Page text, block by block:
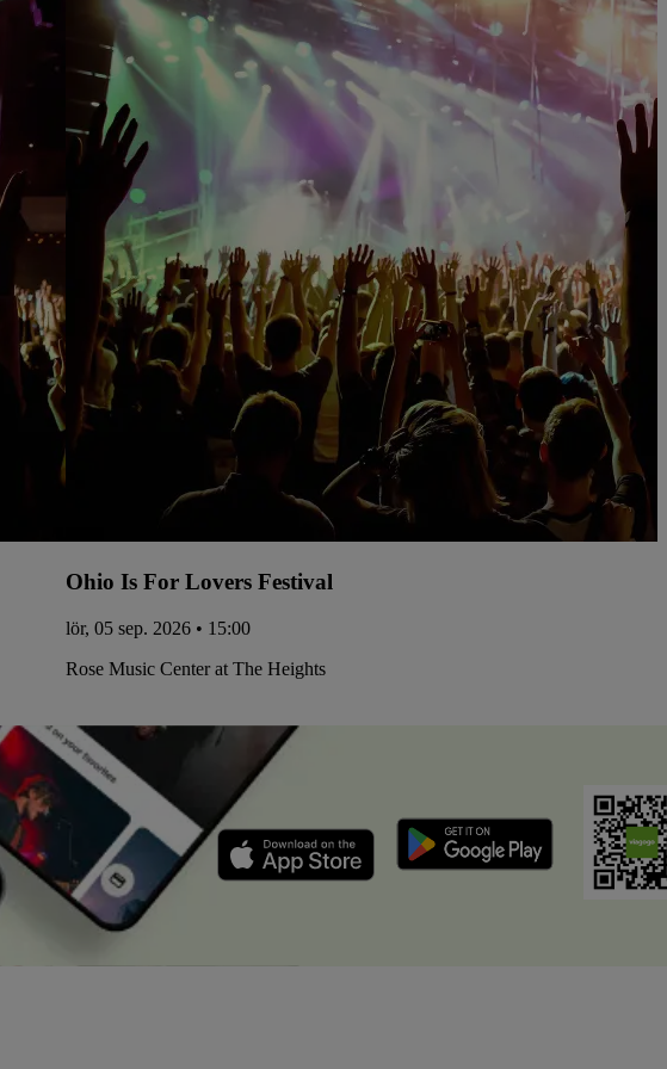
Ohio Is For Lovers Festival
lör, 05 sep. 2026 • 15:00
Rose Music Center at The Heights